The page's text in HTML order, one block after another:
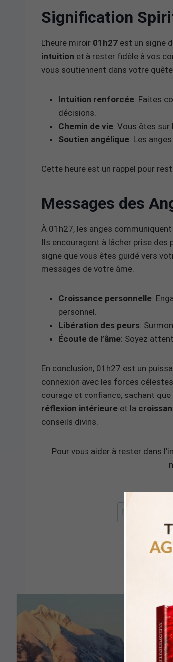
Signification
L’heure miroir 01h27 est un signe
intuition et à rester fidèle à vos
vous soutiennent dans votre
Intuition renforcée: Faites
décisions.
Chemin de vie: Vous êtes sur
Soutien angélique: Les
Cette heure est un rappel pour
Messages des
À 01h27, les anges
Ils encouragent à lâcher prise
signe que vous êtes guidé vers
messages de votre âme.
Croissance personnelle:
personnel.
Libération des peurs:
Écoute de l’âme: Soyez
En conclusion, 01h27 est un
connexion avec les forces
courage et confiance, sachant
réflexion intérieure et la
conseils divins.
Pour vous aider à rester dans